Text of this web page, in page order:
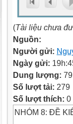
(Tài liệu chưa
Nguồn:
Người gửi:
Ngày gửi:
Dung lượng:
Số lượt tải: 279
Số lượt thích: 0
NHÓM 8: ĐỀ